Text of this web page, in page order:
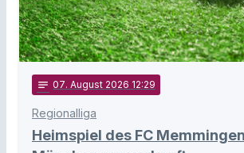
notes 07. August 2026 12:29
Regionalliga
Heimspiel des FC